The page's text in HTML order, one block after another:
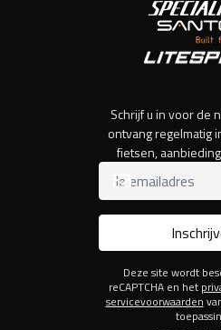
Schrijf u in voor de
ontvang regelmatig
fietsen,
Deze site wordt
reCAPTCHA en het
servicevoorwaarden